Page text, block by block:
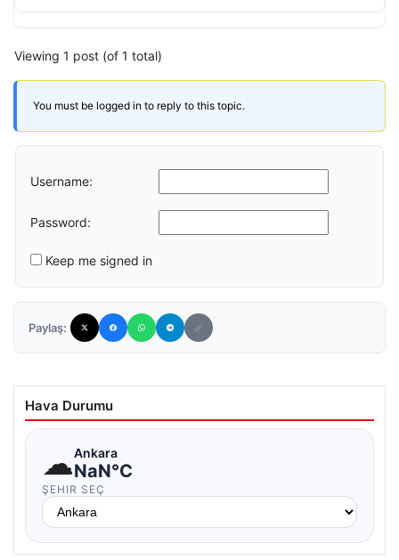
Viewing 1 post (of 1 total)
You must be logged in to reply to this topic.
Username:
Password:
Keep me signed in
Paylaş:
Hava Durumu
☁Ankara
NaN°C
ŞEHIR SEÇ